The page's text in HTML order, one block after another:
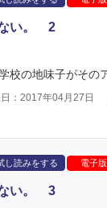
ない。 2
校の地味子がその
：2017年04月27日
し読みをする 電子版
ない。 3